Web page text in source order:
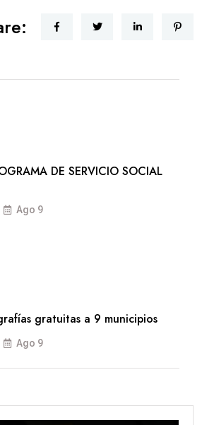
DE SERVICIO SOCIAL
Ago 9
gratuitas a 9 municipios
Ago 9